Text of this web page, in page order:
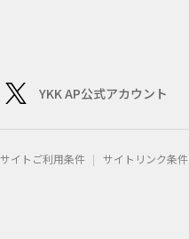
YKK AP公式アカウント
サイトご利用条件 サイトリンク条件